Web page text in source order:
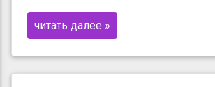
читать далее »